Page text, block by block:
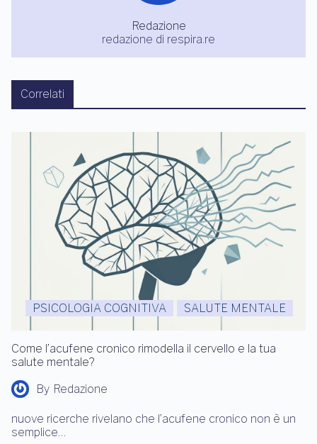
Redazione
redazione di respira.re
Correlati
PSICOLOGIA COGNITIVA SALUTE MENTALE
Come l’acufene cronico rimodella il cervello e la tua
salute mentale?
By Redazione
nuove ricerche rivelano che l’acufene cronico non è un
semplice…